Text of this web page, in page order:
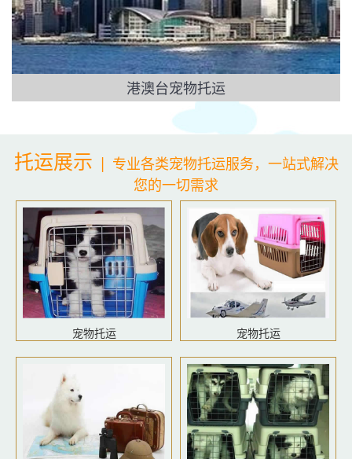
港澳台宠物托运
托运展示 | 专业各类宠物托运服务，一站式解决
您的一切需求
宠物托运 宠物托运